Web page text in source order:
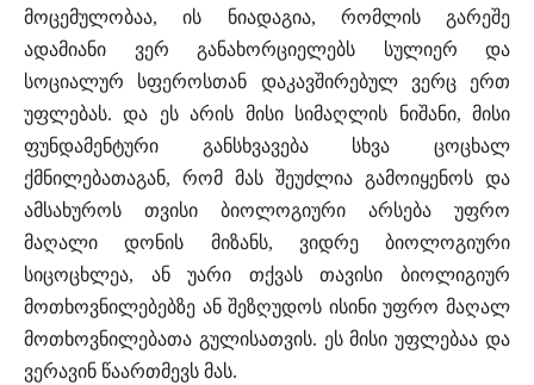
მოცემულობაა, ის ნიადაგია, რომლის გარეშე
ადამიანი ვერ განახორციელებს სულიერ და
სოციალურ სფეროსთან დაკავშირებულ ვერც ერთ
უფლებას. და ეს არის მისი სიმაღლის ნიშანი, მისი
ფუნდამენტური განსხვავება სხვა ცოცხალ
ქმნილებათაგან, რომ მას შეუძლია გამოიყენოს და
ამსახუროს თვისი ბიოლოგიური არსება უფრო
მაღალი დონის მიზანს, ვიდრე ბიოლოგიური
სიცოცხლეა, ან უარი თქვას თავისი ბიოლიგიურ
მოთხოვნილებებზე ან შეზღუდოს ისინი უფრო მაღალ
მოთხოვნილებათა გულისათვის. ეს მისი უფლებაა და
ვერავინ წაართმევს მას.